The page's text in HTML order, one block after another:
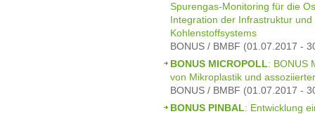
Spurengas-Monitoring für die
Integration der Infrastruktur
Kohlenstoffsystems
BONUS / BMBF (01.07.2017 -
BONUS MICROPOLL: BONUS
von Mikroplastik und
BONUS / BMBF (01.07.2017 -
BONUS PINBAL: Entwicklung